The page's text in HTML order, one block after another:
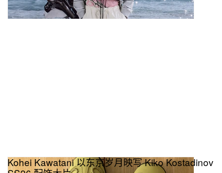
Kohei Kawatani 以东京岁月映写 Kiko Kostadinov